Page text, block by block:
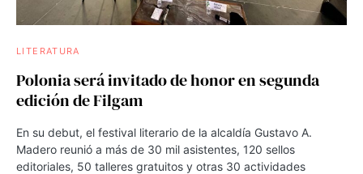
LITERATURA
Polonia será invitado de honor en segunda
edición de Filgam
En su debut, el festival literario de la alcaldía Gustavo A.
Madero reunió a más de 30 mil asistentes, 120 sellos
editoriales, 50 talleres gratuitos y otras 30 actividades